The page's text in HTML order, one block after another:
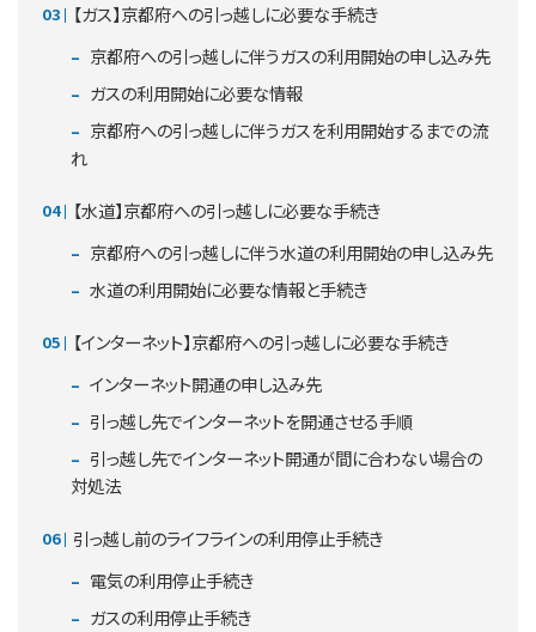
【ガス】京都府への引っ越しに必要な手続き
京都府への引っ越しに伴うガスの利用開始の申し込み先
ガスの利用開始に必要な情報
京都府への引っ越しに伴うガスを利用開始するまでの流
れ
【水道】京都府への引っ越しに必要な手続き
京都府への引っ越しに伴う水道の利用開始の申し込み先
水道の利用開始に必要な情報と手続き
【インターネット】京都府への引っ越しに必要な手続き
インターネット開通の申し込み先
引っ越し先でインターネットを開通させる手順
引っ越し先でインターネット開通が間に合わない場合の
対処法
引っ越し前のライフラインの利用停止手続き
電気の利用停止手続き
ガスの利用停止手続き